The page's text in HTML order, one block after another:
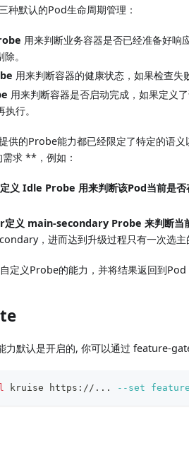
种默认的Pod生命周期管理：
用来判断业务容器是否已经准备好
。
用来判断容器的健康状态，如果检查失
用来判断容器是否启动完成，如果定
行。
供的Probe能力都已经限定了特定的语
求 **，例如：
义 Idle Probe 用来判断该Pod当前是否
义 main-secondary Probe 来判断当
，进而达到升级过程只有一次选主
定义Probe的能力，并将结果返回到Pod
默认是开启的, 你可以通过 feature-
kruise https:// .. . --set